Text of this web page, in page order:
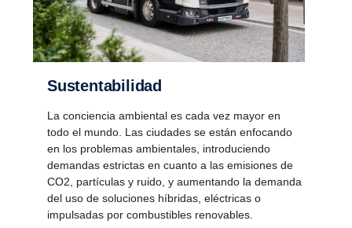
Sustentabilidad
La conciencia ambiental es cada vez mayor en
todo el mundo. Las ciudades se están enfocando
en los problemas ambientales, introduciendo
demandas estrictas en cuanto a las emisiones de
CO2, partículas y ruido, y aumentando la demanda
del uso de soluciones híbridas, eléctricas o
impulsadas por combustibles renovables.